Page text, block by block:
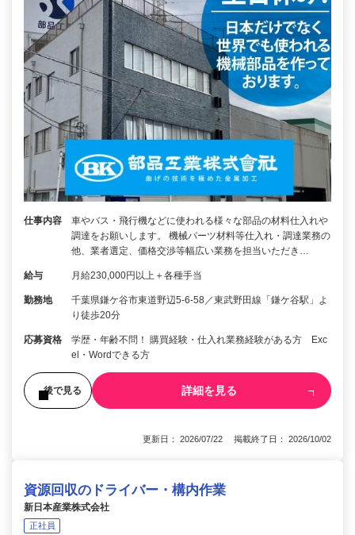
仕事内容
車やバス・飛行機などに使われる様々な部品の材料仕入れや
調達をお願いします。 機械パーツ材料等仕入れ・調達業務の
他、業者選定、価格交渉等幅広い業務を担当いただき…
給与 月給230,000円以上＋各種手当
勤務地
千葉県鎌ケ谷市東道野辺5-6-58／東武野田線「鎌ケ谷駅」よ
り徒歩20分
応募資格
学歴・年齢不問！ 購買経験・仕入れ業務経験がある方 Exc
el・Wordできる方
後で見る 詳細を見る
更新日： 2026/07/22 掲載終了日： 2026/10/02
資源回収のドライバー・構内作業
新日本産業株式会社
正社員